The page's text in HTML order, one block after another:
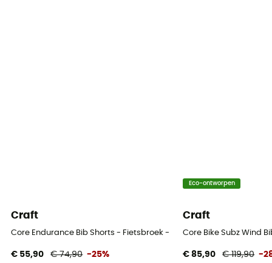
Craft
Core Endurance Bib Shorts - Fietsbroek - Heren
€ 55,90 € 74,90 -25%
Eco-ontworpen
Craft
Core Bike Subz Wind
€ 85,90 € 119,90 -